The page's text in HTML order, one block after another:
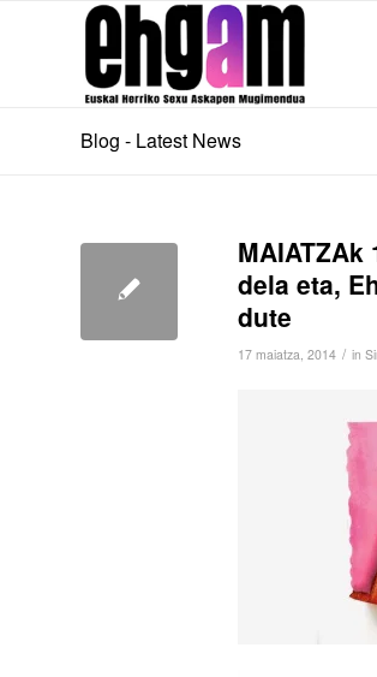
Blog - Latest News
MAIATZAk
dela eta,
dute
17 maiatza, 2014 / in